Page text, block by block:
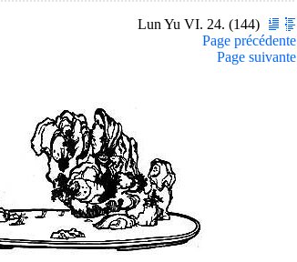
Lun Yu VI. 24. (144)
Page précédente
Page suivante